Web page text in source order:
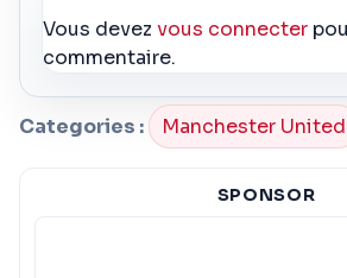
Vous devezvous connecter
commentaire.
Categories : Manchester United
SPONSOR